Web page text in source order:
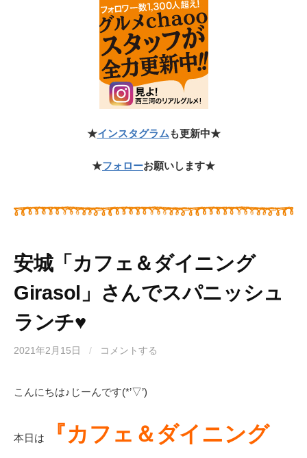
★インスタグラムも更新中★
★フォローお願いします★
安城「カフェ＆ダイニング
Girasol」さんでスパニッシュ
ランチ♥
2021年2月15日 / コメントする
こんにちは♪じーんです(*’▽’)
本日は
『カフェ＆ダイニング